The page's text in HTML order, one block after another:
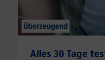
Alles 30 Tage